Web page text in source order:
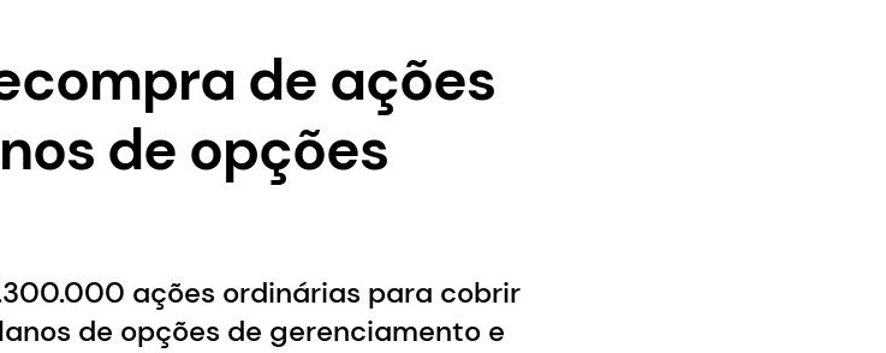
de ações
de opções
ações ordinárias para cobrir
de opções de gerenciamento e